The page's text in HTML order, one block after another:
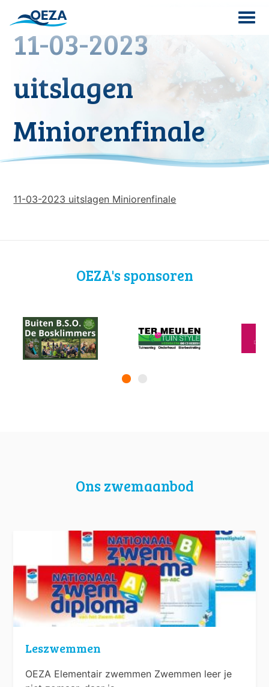
content
Search
11-03-2023
uitslagen
Miniorenfinale
11-03-2023 uitslagen Miniorenfinale
OEZA's sponsoren
Ons zwemaanbod
Leszwemmen
OEZA Elementair zwemmen Zwemmen leer je